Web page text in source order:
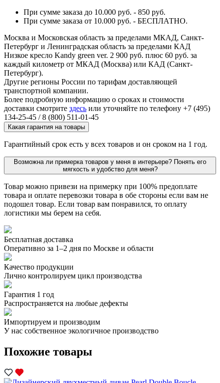
При сумме заказа до 10.000 руб. - 850 руб.
При сумме заказа от 10.000 руб. - БЕСПЛАТНО.
Москва и Московская область за пределами МКАД, Санкт-
Петербург и Ленинградская область за пределами КАД
Низкое кресло Kandy green ver. 2 900 руб. плюс 60 руб. за
каждый километр от МКАД (Москва) или КАД (Санкт-
Петербург).
Другие регионы России по тарифам доставляющей
транспортной компании.
Более подробную информацию о сроках и стоимости
доставки смотрите здесь или уточняйте по телефону +7 (495)
134-25-45 / 8 (800) 511-01-45
Какая гарантия на товары
Гарантийный срок есть у всех товаров и он сроком на 1 год.
Возможна ли примерка товаров у меня в интерьере? Понять его
мягкость и удобство для меня?
Товар можно привези на примерку при 100% предоплате
товара и оплате перевозки товара в обе стороны если вам не
подошел товар. Если товар вам понравился, то оплату
логистики мы берем на себя.
Бесплатная доставка
Оперативно за 1–2 дня по Москве и области
Качество продукции
Лично контролируем цикл производства
Гарантия 1 год
Распространяется на любые дефекты
Импортируем и производим
У нас собственное экологичное производство
Похожие товары